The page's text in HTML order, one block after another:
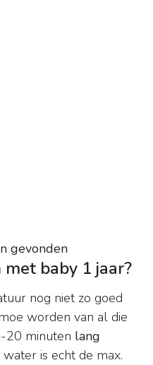
gevonden
baby 1 jaar?
nog niet zo goed
worden van al die
20 minuten lang
is echt de max.